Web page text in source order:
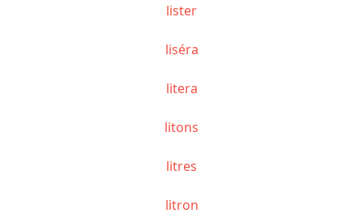
lister
liséra
litera
litons
litres
litron